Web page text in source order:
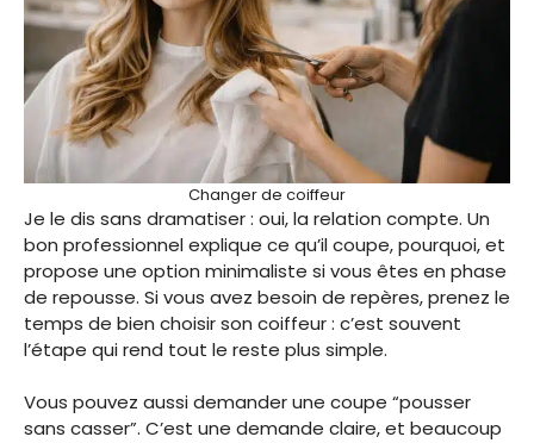
Changer de coiffeur
Je le dis sans dramatiser : oui, la relation compte. Un
bon professionnel explique ce qu’il coupe, pourquoi, et
propose une option minimaliste si vous êtes en phase
de repousse. Si vous avez besoin de repères, prenez le
temps de bien choisir son coiffeur : c’est souvent
l’étape qui rend tout le reste plus simple.
Vous pouvez aussi demander une coupe “pousser
sans casser”. C’est une demande claire, et beaucoup